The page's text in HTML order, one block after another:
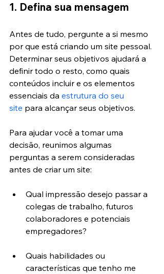
1. Defina sua mensagem
Antes de tudo, pergunte a si mesmo
por que está criando um site pessoal.
Determinar seus objetivos ajudará a
definir todo o resto, como quais
conteúdos incluir e os elementos
essenciais da estrutura do seu
site para alcançar seus objetivos.
Para ajudar você a tomar uma
decisão, reunimos algumas
perguntas a serem consideradas
antes de criar um site:
Qual impressão desejo passar a
colegas de trabalho, futuros
colaboradores e potenciais
empregadores?
Quais habilidades ou
características que tenho me